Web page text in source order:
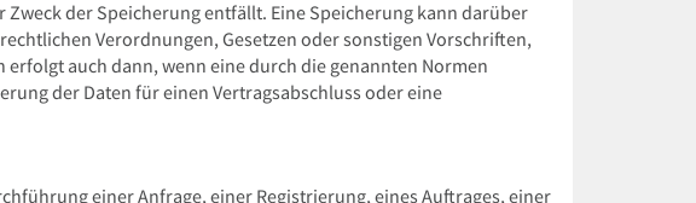
der Speicherung entfällt. Eine Speicherung kann darüber
Verordnungen, Gesetzen oder sonstigen Vorschriften,
auch dann, wenn eine durch die genannten Normen
der Daten für einen Vertragsabschluss oder eine
einer Anfrage, einer Registrierung, eines Auftrages, einer